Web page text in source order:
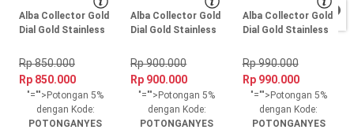
Alba Collector Gold
Dial Gold Stainless
Rp 850.000
Rp 850.000
"="">Potongan 5%
dengan Kode:
POTONGANYES
Alba Collector Gold
Dial Gold Stainless
Rp 900.000
Rp 900.000
"="">Potongan 5%
dengan Kode:
POTONGANYES
Alba Collector Gold
Dial Gold Stainless
Rp 990.000
Rp 990.000
"="">Potongan 5%
dengan Kode:
POTONGANYES